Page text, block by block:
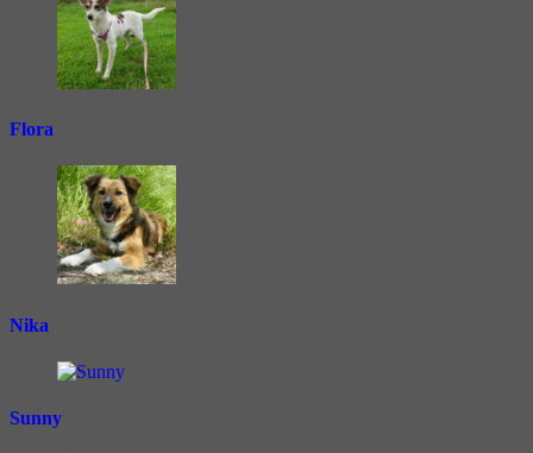
Flora
Nika
Sunny